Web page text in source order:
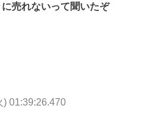
売れないって聞いたぞ
) 01:39:26.470